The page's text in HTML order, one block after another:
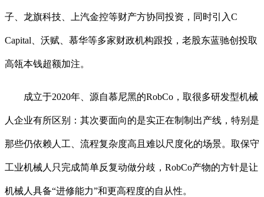
子、龙旗科技、上汽金控等财产方协同投资，同时引入C
Capital、沃赋、慕华等多家财政机构跟投，老股东蓝驰创投取
高瓴本钱超额加注。
成立于2020年、源自慕尼黑的RobCo，取很多研发型机械
人企业有所区别：其次要面向的是实正在制制出产线，特别是
那些仍依赖人工、流程复杂度高且难以尺度化的场景。取保守
工业机械人只完成简单反复动做分歧，RobCo产物的方针是让
机械人具备“进修能力”和更高程度的自从性。